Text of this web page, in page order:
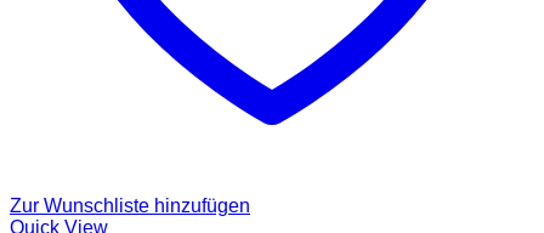
Zur Wunschliste hinzufügen
Quick View